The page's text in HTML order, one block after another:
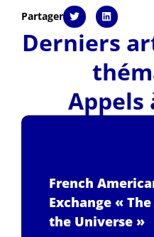
Partager
Derniers
Appels
French
Exchange «
the Universe »